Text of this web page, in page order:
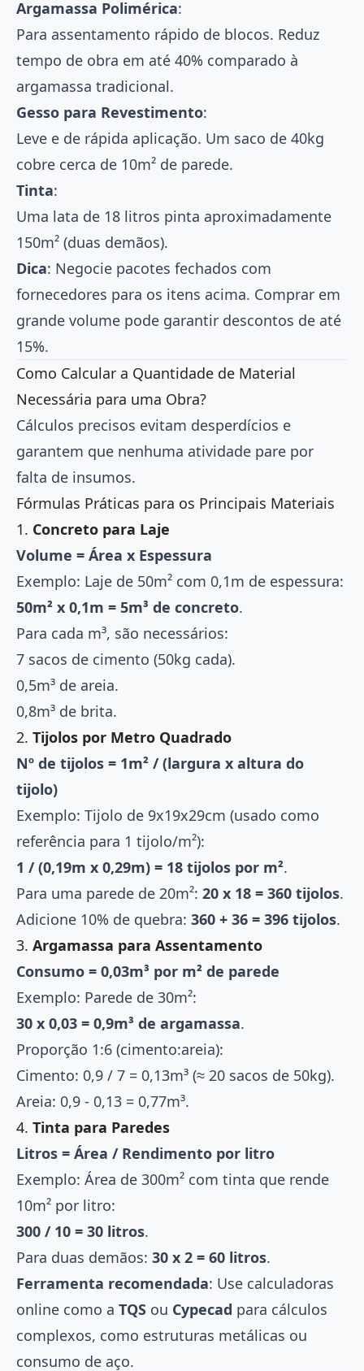
Argamassa Polimérica:
Para assentamento rápido de blocos. Reduz
tempo de obra em até 40% comparado à
argamassa tradicional.
Gesso para Revestimento:
Leve e de rápida aplicação. Um saco de 40kg
cobre cerca de 10m² de parede.
Tinta:
Uma lata de 18 litros pinta aproximadamente
150m² (duas demãos).
Dica: Negocie pacotes fechados com
fornecedores para os itens acima. Comprar em
grande volume pode garantir descontos de até
15%.
Como Calcular a Quantidade de Material
Necessária para uma Obra?
Cálculos precisos evitam desperdícios e
garantem que nenhuma atividade pare por
falta de insumos.
Fórmulas Práticas para os Principais Materiais
1. Concreto para Laje
Volume = Área x Espessura
Exemplo: Laje de 50m² com 0,1m de espessura:
50m² x 0,1m = 5m³ de concreto.
Para cada m³, são necessários:
7 sacos de cimento (50kg cada).
0,5m³ de areia.
0,8m³ de brita.
2. Tijolos por Metro Quadrado
Nº de tijolos = 1m² / (largura x altura do
tijolo)
Exemplo: Tijolo de 9x19x29cm (usado como
referência para 1 tijolo/m²):
1 / (0,19m x 0,29m) = 18 tijolos por m².
Para uma parede de 20m²: 20 x 18 = 360 tijolos.
Adicione 10% de quebra: 360 + 36 = 396 tijolos.
3. Argamassa para Assentamento
Consumo = 0,03m³ por m² de parede
Exemplo: Parede de 30m²:
30 x 0,03 = 0,9m³ de argamassa.
Proporção 1:6 (cimento:areia):
Cimento: 0,9 / 7 = 0,13m³ (≈ 20 sacos de 50kg).
Areia: 0,9 - 0,13 = 0,77m³.
4. Tinta para Paredes
Litros = Área / Rendimento por litro
Exemplo: Área de 300m² com tinta que rende
10m² por litro:
300 / 10 = 30 litros.
Para duas demãos: 30 x 2 = 60 litros.
Ferramenta recomendada: Use calculadoras
online como a TQS ou Cypecad para cálculos
complexos, como estruturas metálicas ou
consumo de aço.